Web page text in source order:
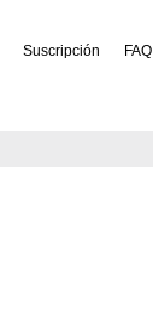
Suscripción FAQ